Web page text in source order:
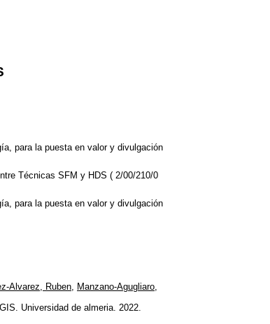
para la puesta en valor y divulgación
Técnicas SFM y HDS ( 2/00/210/0
para la puesta en valor y divulgación
Alvarez, Ruben, Manzano-Agugliaro,
Universidad de almeria. 2022.